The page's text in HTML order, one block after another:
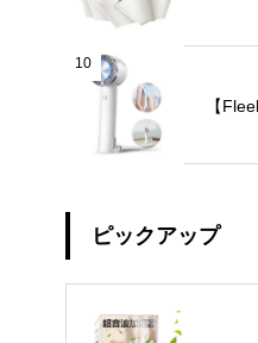
10
【
ピックアップ